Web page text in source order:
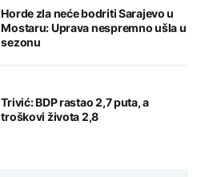
Horde zla neće bodriti Sarajevo u
Mostaru: Uprava nespremno ušla u
sezonu
Trivić: BDP rastao 2,7 puta, a
troškovi života 2,8